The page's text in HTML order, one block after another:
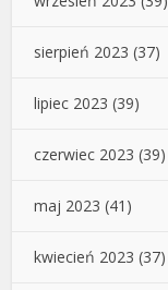
sierpień 2023 (37)
lipiec 2023 (39)
czerwiec 2023 (39)
maj 2023 (41)
kwiecień 2023 (37)